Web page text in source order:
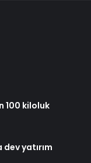
100 kiloluk
yatırım